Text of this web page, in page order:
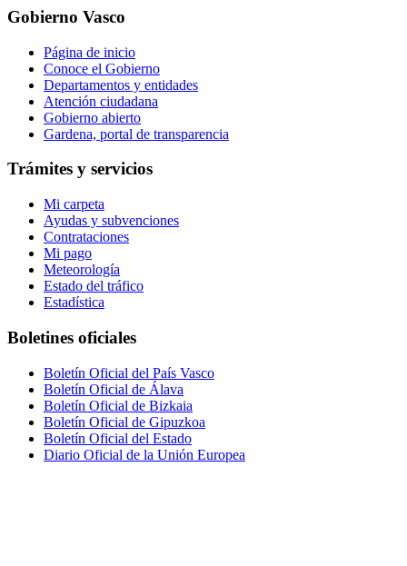
Gobierno Vasco
Página de inicio
Conoce el Gobierno
Departamentos y entidades
Atención ciudadana
Gobierno abierto
Gardena, portal de transparencia
Trámites y servicios
Mi carpeta
Ayudas y subvenciones
Contrataciones
Mi pago
Meteorología
Estado del tráfico
Estadística
Boletines oficiales
Boletín Oficial del País Vasco
Boletín Oficial de Álava
Boletín Oficial de Bizkaia
Boletín Oficial de Gipuzkoa
Boletín Oficial del Estado
Diario Oficial de la Unión Europea